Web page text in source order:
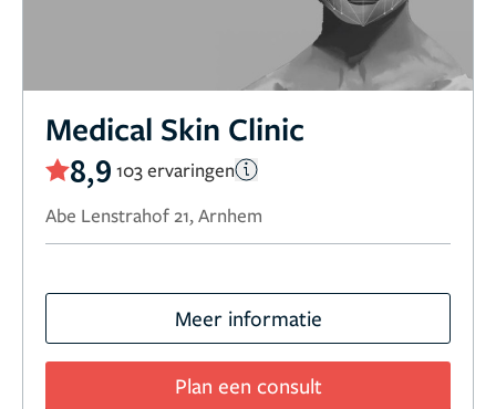
Medical Skin Clinic
8,9 103 ervaringen
Abe Lenstrahof 21, Arnhem
Meer informatie
Plan een consult